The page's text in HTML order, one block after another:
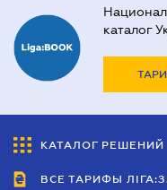
каталог
КАТАЛОГ РЕШЕНИЙ
ВСЕ ТАРИФЫ